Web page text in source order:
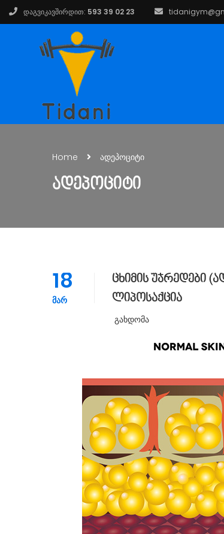
დაგვიკავშირდით: 593 39 02 23
Home ადეპოციტი
ᲐᲓᲔᲞᲝᲪᲘᲢᲘ
18
ᲛᲐᲠ
ცხიმის უჯრედები
ლიპოსაქცია
Გახდომა